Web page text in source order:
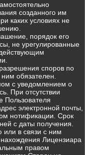
созданного им
каких условиях не
порядок его
не урегулированные
споров по
обязателен.
с уведомлением о
При отсутствии
Пользователя
электронной почты,
нотификации. Срок
с даты получения.
в связи с ним
Лицензиара
правом